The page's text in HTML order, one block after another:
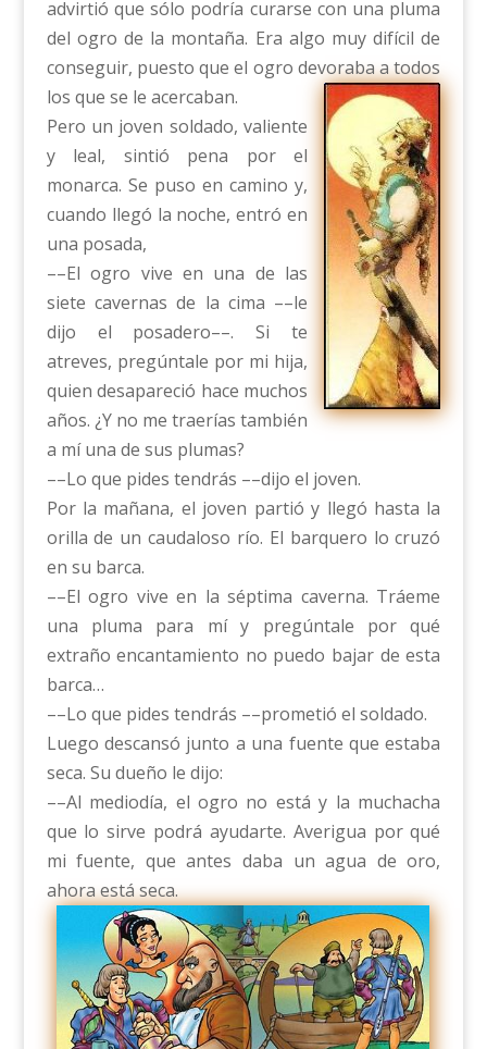
advirtió que sólo podría curarse con una pluma
del ogro de la montaña. Era algo muy difícil de
conseguir, puesto que el ogro devoraba a todos
los que se le acercaban.
Pero un joven soldado, valiente
y leal, sintió pena por el
monarca. Se puso en camino y,
cuando llegó la noche, entró en
una posada,
––El ogro vive en una de las
siete cavernas de la cima ––le
dijo el posadero––. Si te
atreves, pregúntale por mi hija,
quien desapareció hace muchos
años. ¿Y no me traerías también
a mí una de sus plumas?
––Lo que pides tendrás ––dijo el joven.
Por la mañana, el joven partió y llegó hasta la
orilla de un caudaloso río. El barquero lo cruzó
en su barca.
––El ogro vive en la séptima caverna. Tráeme
una pluma para mí y pregúntale por qué
extraño encantamiento no puedo bajar de esta
barca…
––Lo que pides tendrás ––prometió el soldado.
Luego descansó junto a una fuente que estaba
seca. Su dueño le dijo:
––Al mediodía, el ogro no está y la muchacha
que lo sirve podrá ayudarte. Averigua por qué
mi fuente, que antes daba un agua de oro,
ahora está seca.